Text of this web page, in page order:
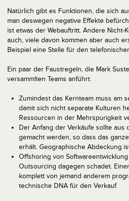
Natürlich gibt es Funktionen, die sich
man deswegen negative Effekte
ist etwas der Webauftritt. Andere Nicht-
auch, viele davon kommen aber auch
Beispiel eine Stelle für den
Ein paar der Faustregeln, die Mark
versammlten Teams anführt:
Zumindest das Kernteam muss am
damit sich nicht separate Kulturen
Ressourcen in der Mehrspurigkeit
Der Anfang der Verkäufe sollte aus
gemacht werden, so dass das
erhält. Geographische Abdeckung
Offshoring von
Outsourcing dagegen schadet.
komplett von jemand anderem
technische DNA für den Verkauf.